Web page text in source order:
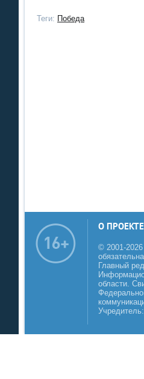
Теги: Победа
О ПРОЕКТЕ
© 2001-
Главный
области.